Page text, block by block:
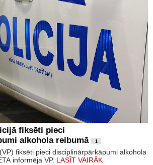
fiksēti pieci
alkohola reibumā
1
fiksēti pieci disciplinārpārkāpumi alkohola
informēja VP. LASĪT VAIRĀK